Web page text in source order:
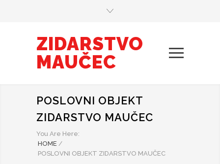
ZIDARSTVO
MAUČEC
POSLOVNI OBJEKT
ZIDARSTVO MAUČEC
You Are Here:
HOME /
POSLOVNI OBJEKT ZIDARSTVO MAUČEC